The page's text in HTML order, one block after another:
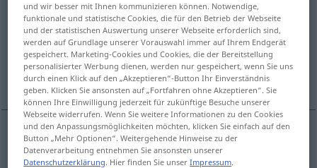
Übersicht aller Übersetzungen
(Für mehr Details die Übersetzung anklicken/antippen)
anmutig, reizvoll
anmutig,reizvoll powabny
und wir besser mit Ihnen kommunizieren können. Notwendige,
funktionale und statistische Cookies, die für den Betrieb der Webseite
und der statistischen Auswertung unserer Webseite erforderlich sind,
werden auf Grundlage unserer Vorauswahl immer auf Ihrem Endgerät
gespeichert. Marketing-Cookies und Cookies, die der Bereitstellung
personalisierter Werbung dienen, werden nur gespeichert, wenn Sie uns
durch einen Klick auf den „Akzeptieren“-Button Ihr Einverständnis
geben. Klicken Sie ansonsten auf „Fortfahren ohne Akzeptieren“. Sie
können Ihre Einwilligung jederzeit für zukünftige Besuche unserer
Webseite widerrufen. Wenn Sie weitere Informationen zu den Cookies
und den Anpassungsmöglichkeiten möchten, klicken Sie einfach auf den
Button „Mehr Optionen“. Weitergehende Hinweise zu der
Datenverarbeitung entnehmen Sie ansonsten unserer
Datenschutzerklärung. Hier finden Sie unserImpressum.